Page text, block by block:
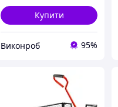
Купити
Виконроб 95%